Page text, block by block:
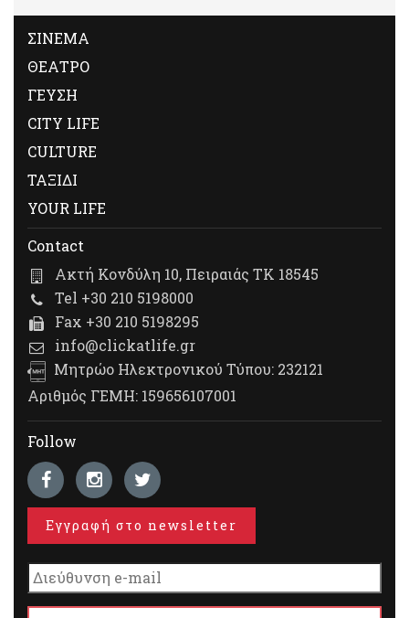
ΣΙΝΕΜΑ
ΘΕΑΤΡΟ
ΓΕΥΣΗ
CITY LIFE
CULTURE
ΤΑΞΙΔΙ
YOUR LIFE
Contact
Ακτή Κονδύλη 10, Πειραιάς ΤΚ 18545
Tel +30 210 5198000
Fax +30 210 5198295
info@clickatlife.gr
Μητρώο Ηλεκτρονικού Τύπου: 232121
Αριθμός ΓΕΜΗ: 159656107001
Follow
Εγγραφή στο newsletter